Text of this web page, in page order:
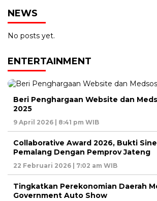
NEWS
No posts yet.
ENTERTAINMENT
Beri Penghargaan Website dan
2025
9 April 2026 | 8:41 pm WIB
Collaborative Award 2026, Bukti
Pemalang Dengan Pemprov Jateng
22 Februari 2026 | 7:02 am WIB
Tingkatkan Perekonomian Daerah
Government Auto Show